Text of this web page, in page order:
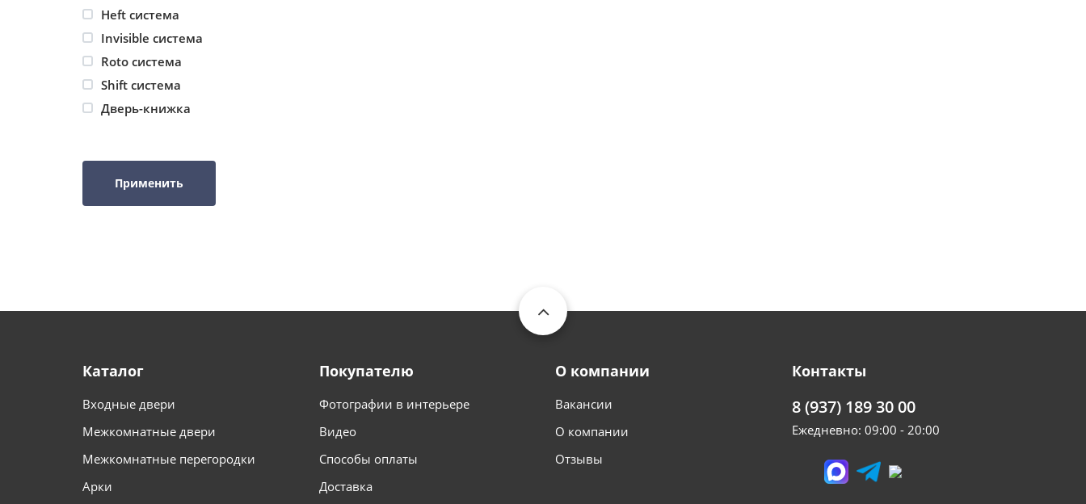
Heft система
Invisible система
Roto система
Shift система
Дверь-книжка
Каталог
Входные двери
Межкомнатные двери
Межкомнатные перегородки
Арки
Покупателю
Фотографии в интерьере
Видео
Способы оплаты
Доставка
О компании
Вакансии
О компании
Отзывы
Контакты
8 (937) 189 30 00
Ежедневно: 09:00 - 20:00